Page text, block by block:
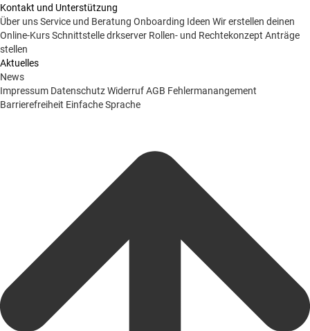
Kontakt und Unterstützung
Über unsService und Beratung Onboarding Ideen Wir erstellen deinen
Online-KursSchnittstelle drkserver Rollen- und Rechtekonzept Anträge
stellen
Aktuelles
News
Impressum DatenschutzWiderrufAGB Fehlermanangement
Barrierefreiheit Einfache Sprache